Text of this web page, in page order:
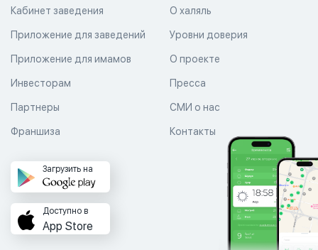
О халяль
Уровни доверия
Кабинет заведения
Приложение для заведений
Приложение для имамов О проекте
Пресса
СМИ о нас
Контакты
Инвесторам
Партнеры
Франшиза
Загрузить на
Доступно в
App Store